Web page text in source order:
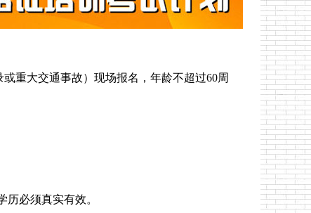
重大交通事故）现场报名，年龄不超过60周
必须真实有效。